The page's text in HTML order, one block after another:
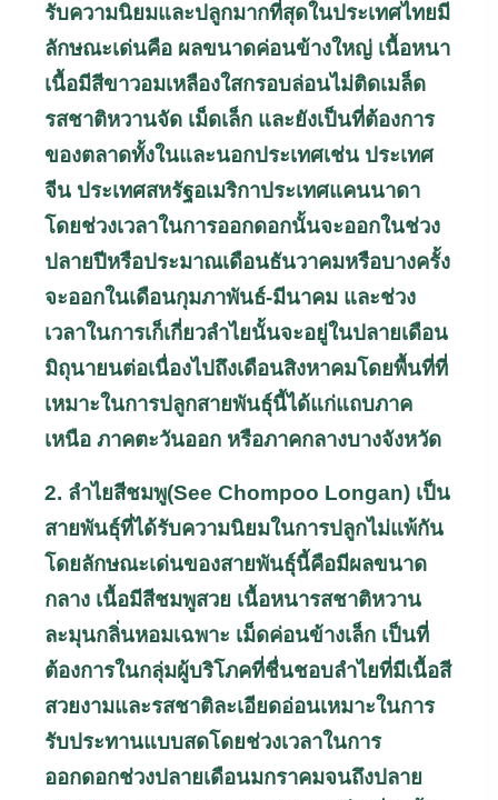
รับความนิยมและปลูกมากที่สุดในประเทศไทยมี
ลักษณะเด่นคือ ผลขนาดค่อนข้างใหญ่ เนื้อหนา
เนื้อมีสีขาวอมเหลืองใสกรอบล่อนไม่ติดเมล็ด
รสชาติหวานจัด เม็ดเล็ก และยังเป็นที่ต้องการ
ของตลาดทั้งในและนอกประเทศเช่น ประเทศ
จีน ประเทศสหรัฐอเมริกาประเทศแคนนาดา
โดยช่วงเวลาในการออกดอกนั้นจะออกในช่วง
ปลายปีหรือประมาณเดือนธันวาคมหรือบางครั้ง
จะออกในเดือนกุมภาพันธ์-มีนาคม และช่วง
เวลาในการเก็เกี่ยวลำไยนั้นจะอยู่ในปลายเดือน
มิถุนายนต่อเนื่องไปถึงเดือนสิงหาคมโดยพื้นที่ที่
เหมาะในการปลูกสายพันธุ์นี้ได้แก่แถบภาค
เหนือ ภาคตะวันออก หรือภาคกลางบางจังหวัด
2. ลำไยสีชมพู(See Chompoo Longan) เป็น
สายพันธุ์ที่ได้รับความนิยมในการปลูกไม่แพ้กัน
โดยลักษณะเด่นของสายพันธุ์นี้คือมีผลขนาด
กลาง เนื้อมีสีชมพูสวย เนื้อหนารสชาติหวาน
ละมุนกลิ่นหอมเฉพาะ เม็ดค่อนข้างเล็ก เป็นที่
ต้องการในกลุ่มผู้บริโภคที่ชื่นชอบลำไยที่มีเนื้อสี
สวยงามและรสชาติละเอียดอ่อนเหมาะในการ
รับประทานแบบสดโดยช่วงเวลาในการ
ออกดอกช่วงปลายเดือนมกราคมจนถึงปลาย